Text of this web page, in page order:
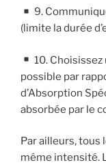
9.
(limite la durée
10. Choisissez
possible par
d’Absorption
absorbée par le
Par ailleurs, tous
même intensité.